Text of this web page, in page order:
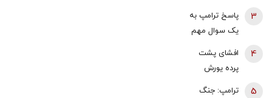
آمریکارا برای
آینده ایران
کنید | کنشکر و
پس لرزه صدور
«ابلاغیه‌های
اشتباهی» برای
دریافت مالیات
از خانه‌‌های
پاسخ ترامپ به
یک سوال مهم
روبیو/کدامیک
در نظرسنجی ها
پیشتاز است؟
3
افشای پشت
پرده یورش
پناهجویان به
4
ترامپ: جنگ
5